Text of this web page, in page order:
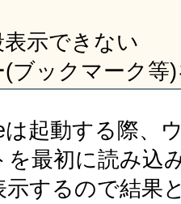
表示できない
(ブックマーク等
は起動する際、
を最初に読み込
示するので結果